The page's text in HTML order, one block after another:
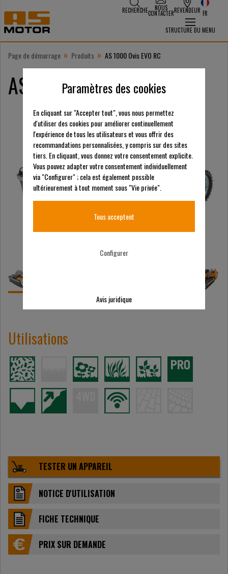
RECHERCHE NOUS
CONTACTERREVENDEUR FR
STRUCTURE DU MENU
Page de démarrage » Produits » AS 1000 Ovis EVO RC
AS 1000 Ovis EVO RC
Utilisations
TESTER UN APPAREIL
NOTICE D'UTILISATION
FICHE TECHNIQUE
PRIX ​​SUR DEMANDE
Paramètres des cookies
En cliquant sur "Accepter tout", vous nous permettez
d'utiliser des cookies pour améliorer continuellement
l'expérience de tous les utilisateurs et vous offrir des
recommandations personnalisées, y compris sur des sites
tiers. En cliquant, vous donnez votre consentement explicite.
Vous pouvez adapter votre consentement individuellement
via "Configurer" ; cela est également possible
ultérieurement à tout moment sous "Vie privée".
Tous acceptent
Configurer
Avis juridique